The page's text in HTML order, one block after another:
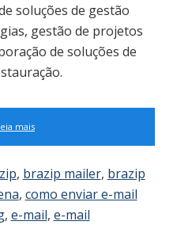
soluções de gestão
gestão de projetos
de soluções de
mais
, brazip mailer, brazip
, como enviar e-mail
, e-mail, e-mail